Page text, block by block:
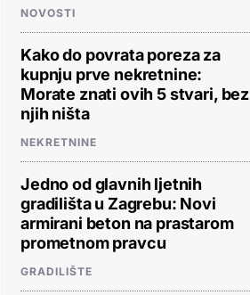
NOVOSTI
Kako do povrata poreza za
kupnju prve nekretnine:
Morate znati ovih 5 stvari, bez
njih ništa
NEKRETNINE
Jedno od glavnih ljetnih
gradilišta u Zagrebu: Novi
armirani beton na prastarom
prometnom pravcu
GRADILIŠTE